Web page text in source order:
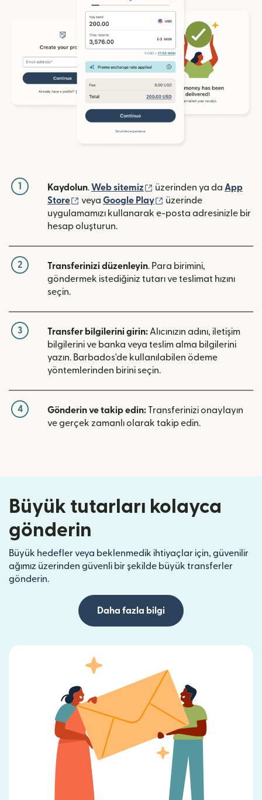
1 Kaydolun.Web sitemiz (yeni pencerede açılır)
üzerinden ya da App
Store
(yeni pencerede açılır)
veya Google Play (yeni pencerede açılır)
üzerinde
uygulamamızı kullanarak e-posta adresinizle bir
hesap oluşturun.
2 Transferinizi düzenleyin. Para birimini,
göndermek istediğiniz tutarı ve teslimat hızını
seçin.
3 Transfer bilgilerini girin: Alıcınızın adını, iletişim
bilgilerini ve banka veya teslim alma bilgilerini
yazın. Barbados'de kullanılabilen ödeme
yöntemlerinden birini seçin.
4 Gönderin ve takip edin: Transferinizi onaylayın
ve gerçek zamanlı olarak takip edin.
Büyük tutarları kolayca
gönderin
Büyük hedefler veya beklenmedik ihtiyaçlar için, güvenilir
ağımız üzerinden güvenli bir şekilde büyük transferler
gönderin.
Daha fazla bilgi